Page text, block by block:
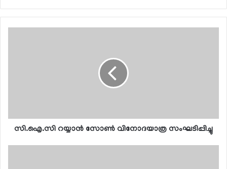
സി.ഐ.സി റയ്യാന്‍ സോണ്‍ വിനോദയാത്ര സംഘടിപ്പിച്ചു